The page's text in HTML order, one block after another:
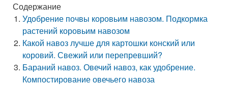
Содержание
Удобрение почвы коровьим навозом. Подкормка
растений коровьим навозом
Какой навоз лучше для картошки конский или
коровий. Свежий или перепревший?
Бараний навоз. Овечий навоз, как удобрение.
Компостирование овечьего навоза